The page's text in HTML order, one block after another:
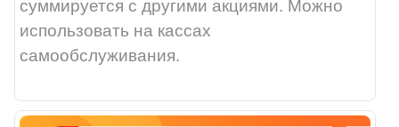
суммируется с другими акциями. Можно
использовать на кассах
самообслуживания.